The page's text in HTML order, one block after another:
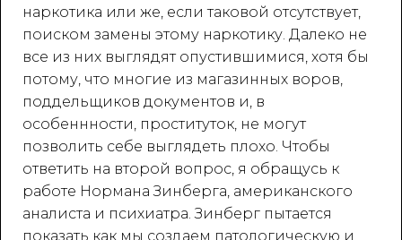
наркотика или же, если таковой отсутствует,
поиском замены этому наркотику. Далеко не
все из них выглядят опустившимися, хотя бы
потому, что многие из магазинных воров,
поддельщиков документов и, в
особеннности, проституток, не могут
позволить себе выглядеть плохо. Чтобы
ответить на второй вопрос, я обращусь к
работе Нормана Зинберга, американского
аналиста и психиатра. Зинберг пытается
показать как мы создаем патологическую и